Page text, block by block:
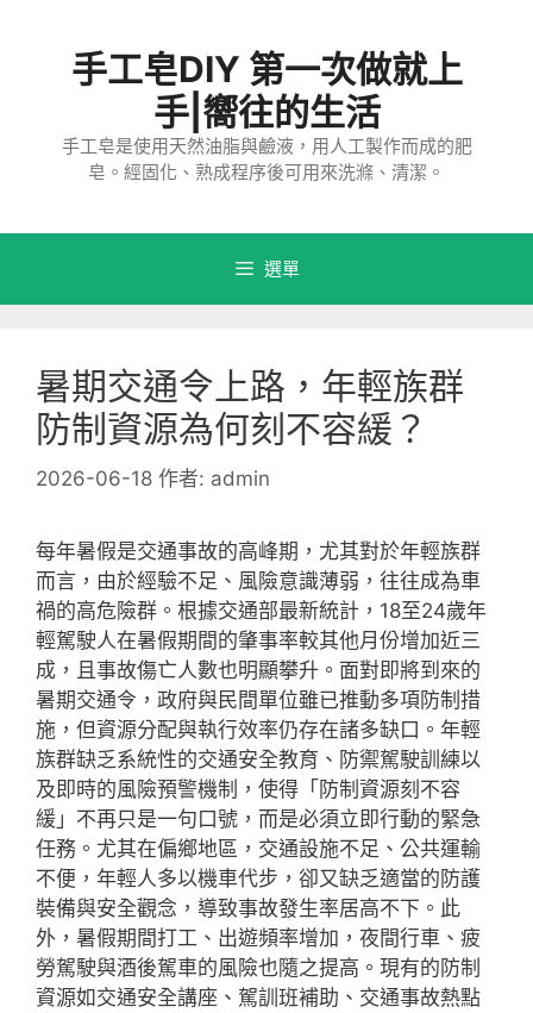
手工皂DIY 第一次做就上
手|嚮往的生活
手工皂是使用天然油脂與鹼液，用人工製作而成的肥
皂。經固化、熟成程序後可用來洗滌、清潔。
選單
暑期交通令上路，年輕族群
防制資源為何刻不容緩？
2026-06-18 作者: admin
每年暑假是交通事故的高峰期，尤其對於年輕族群
而言，由於經驗不足、風險意識薄弱，往往成為車
禍的高危險群。根據交通部最新統計，18至24歲年
輕駕駛人在暑假期間的肇事率較其他月份增加近三
成，且事故傷亡人數也明顯攀升。面對即將到來的
暑期交通令，政府與民間單位雖已推動多項防制措
施，但資源分配與執行效率仍存在諸多缺口。年輕
族群缺乏系統性的交通安全教育、防禦駕駛訓練以
及即時的風險預警機制，使得「防制資源刻不容
緩」不再只是一句口號，而是必須立即行動的緊急
任務。尤其在偏鄉地區，交通設施不足、公共運輸
不便，年輕人多以機車代步，卻又缺乏適當的防護
裝備與安全觀念，導致事故發生率居高不下。此
外，暑假期間打工、出遊頻率增加，夜間行車、疲
勞駕駛與酒後駕車的風險也隨之提高。現有的防制
資源如交通安全講座、駕訓班補助、交通事故熱點